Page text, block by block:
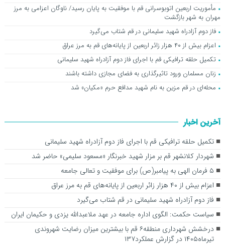
مأموریت اربعین اتوبوسرانی قم با موفقیت به پایان رسید/ ناوگان اعزامی به مرز
مهران به شهر بازگشت
فاز دوم آزادراه شهید سلیمانی در قم شتاب می‌گیرد
اعزام بیش از ۴۰ هزار زائر اربعین از پایانه‌های قم به مرز عراق
تکمیل حلقه ترافیکی قم با اجرای فاز دوم آزادراه شهید سلیمانی
زنان مسلمان ورود تاثیرگذاری به فضای مجازی داشته باشند
محله‌ای در قم مزین به نام شهید مدافع حرم «مکیان» شد
آخرین اخبار
تکمیل حلقه ترافیکی قم با اجرای فاز دوم آزادراه شهید سلیمانی
شهردار کلانشهر قم بر مزار شهید خبرنگار «مسعود سلیمی» حاضر شد
۵ فرمان الهی به پیامبر(ص) برای موفقیت و تعالی جامعه
اعزام بیش از ۴۰ هزار زائر اربعین از پایانه‌های قم به مرز عراق
فاز دوم آزادراه شهید سلیمانی در قم شتاب می‌گیرد
سیاست حکمت: الگوی اداره جامعه در عهد ملاعبدالله یزدی و حکیمان ایران
درخشش شهرداری منطقه۶ قم با بیشترین میزان رضایت شهروندی
تیرماه۱۴۰۵ در گزارش عملکرد۱۳۷